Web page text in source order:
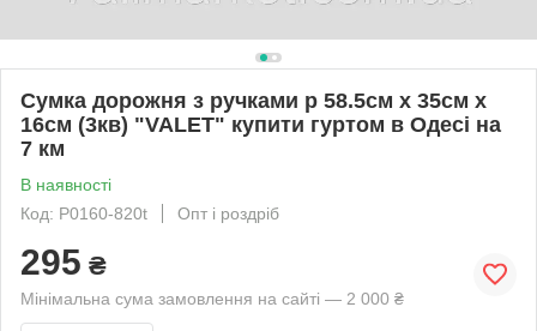
Сумка дорожня з ручками р 58.5см х 35см х
16см (3кв) "VALET" купити гуртом в Одесі на
7 км
В наявності
Код: P0160-820t
Опт і роздріб
295 ₴
Мінімальна сума замовлення на сайті — 2 000 ₴